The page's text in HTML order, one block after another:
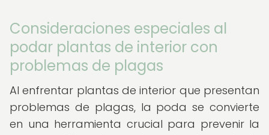
Consideraciones especiales al
podar plantas de interior con
problemas de plagas
Al enfrentar plantas de interior que presentan
problemas de plagas, la poda se convierte
en una herramienta crucial para prevenir la